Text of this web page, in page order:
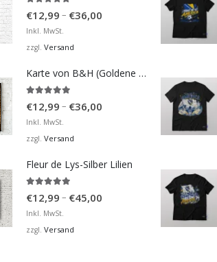
€12,99 – €36,00
Inkl. MwSt.
zzgl. Versand
Karte von B&H (Goldene Karte)
€12,99 – €36,00
Inkl. MwSt.
zzgl. Versand
Fleur de Lys-Silber Lilien
€12,99 – €45,00
Inkl. MwSt.
zzgl. Versand